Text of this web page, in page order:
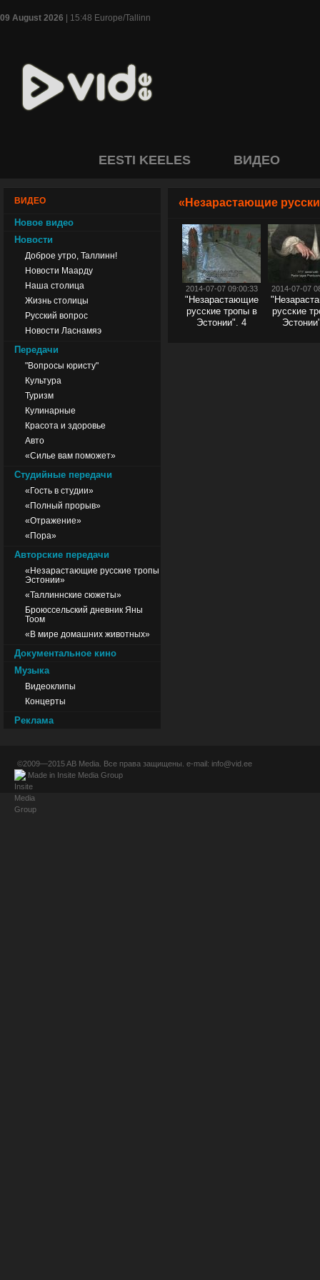
09 August 2026 | 15:48 Europe/Tallinn
EESTI KEELES ВИДЕО
ВИДЕО
Новое видео
Новости
Доброе утро, Таллинн!
Новости Маарду
Наша столица
Жизнь столицы
Русский вопрос
Новости Ласнамяэ
Передачи
"Вопросы юристу"
Культура
Туризм
Кулинарные
Красота и здоровье
Авто
«Силье вам поможет»
Студийные передачи
«Гость в студии»
«Полный прорыв»
«Отражение»
«Пора»
Авторские передачи
«Незарастающие русские тропы
Эстонии»
«Таллиннские сюжеты»
Броюссельский дневник Яны
Тоом
«В мире домашних животных»
Документальное кино
Музыка
Видеоклипы
Концерты
Реклама
«Незарастающие
2014-07-07 09:00:33
"Незарастающие
русские тропы в
Эстонии". 4
2014-07-07
русские
©2009—2015AB Media . Все права защищены. e-mail: info@vid.ee
Made in Insite Media Group